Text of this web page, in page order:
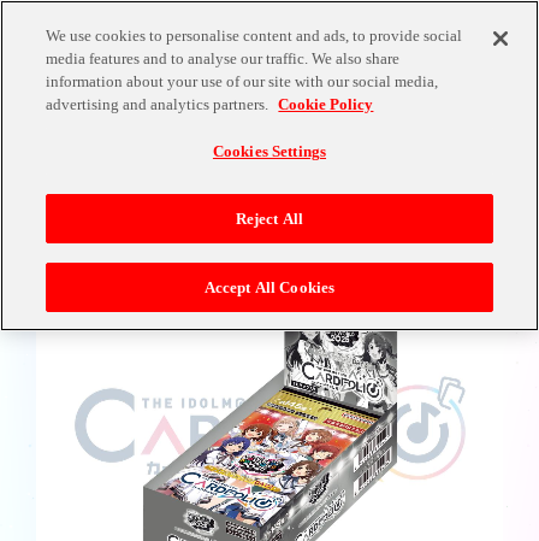
PRODUCTS
We use cookies to personalise content and ads, to provide social
media features and to analyse our traffic. We also share
information about your use of our site with our social media,
advertising and analytics partners. Cookie Policy
Cookies Settings
Reject All
Accept All Cookies